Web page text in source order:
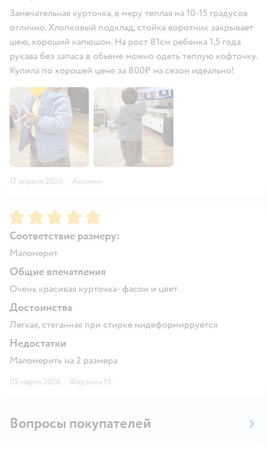
Замечательная курточка, в меру теплая на 10-15 градусов
отлично. Хлопковый подклад, стойка воротник закрывает
шею, хороший капюшон. На рост 81см ребенка 1,5 года
рукава без запаса в обьеме можно одеть теплую кофточку.
Купила по хорошей цене за 800₽ на сезон идеально!
17 апреля 2026 · Аноним
Рейтинг:5
Соответствие размеру:
Маломерит
Общие впечатления
Очень красивая курточка- фасон и цвет
Достоинства
Легкая, стеганная при стирке нидеформирруется
Недостатки
Маломерить на 2 размера
05 марта 2026 · Фарзона М.
Вопросы покупателей